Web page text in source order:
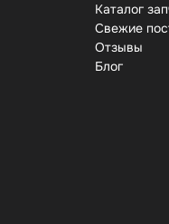
Каталог
Свежие
Отзывы
Бло